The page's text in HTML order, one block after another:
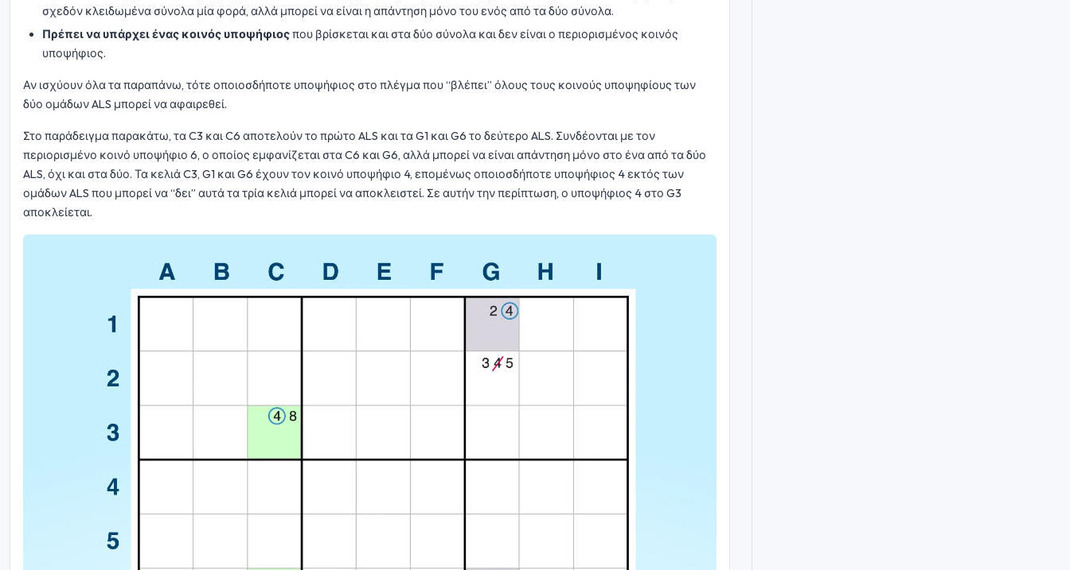
σχεδόν κλειδωμένα σύνολα μία φορά, αλλά μπορεί να είναι η απάντηση μόνο του ενός από τα δύο σύνολα.
Πρέπει να υπάρχει ένας κοινός υποψήφιοςπου βρίσκεται και στα δύο σύνολα και δεν είναι ο περιορισμένος κοινός
υποψήφιος.
Αν ισχύουν όλα τα παραπάνω, τότε οποιοσδήποτε υποψήφιος στο πλέγμα που “βλέπει” όλους τους κοινούς υποψηφίους των
δύο ομάδων ALS μπορεί να αφαιρεθεί.
Στο παράδειγμα παρακάτω, τα C3 και C6 αποτελούν το πρώτο ALS και τα G1 και G6 το δεύτερο ALS. Συνδέονται με τον
περιορισμένο κοινό υποψήφιο 6, ο οποίος εμφανίζεται στα C6 και G6, αλλά μπορεί να είναι απάντηση μόνο στο ένα από τα δύο
ALS, όχι και στα δύο. Τα κελιά C3, G1 και G6 έχουν τον κοινό υποψήφιο 4, επομένως οποιοσδήποτε υποψήφιος 4 εκτός των
ομάδων ALS που μπορεί να “δει” αυτά τα τρία κελιά μπορεί να αποκλειστεί. Σε αυτήν την περίπτωση, ο υποψήφιος 4 στο G3
αποκλείεται.